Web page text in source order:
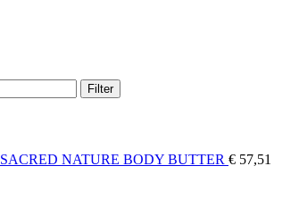
Filter
SACRED NATURE BODY BUTTER € 57,51